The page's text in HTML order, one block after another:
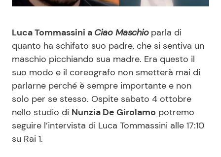
Mondo Mamma
News benessere
Salute
Viaggi e Turismo
Le Ricette in TV
Primi Piatti
Ricette Facili e Veloci
Luca Tommassini a Ciao Maschio parla di
quanto ha schifato suo padre, che si sentiva un
maschio picchiando sua madre. Era questo il
suo modo e il coreografo non smetterà mai di
parlarne perché è sempre importante e non
solo per se stesso. Ospite sabato 4 ottobre
nello studio di Nunzia De Girolamo potremo
seguire l’intervista di Luca Tommassini alle 17:10
su Rai 1.